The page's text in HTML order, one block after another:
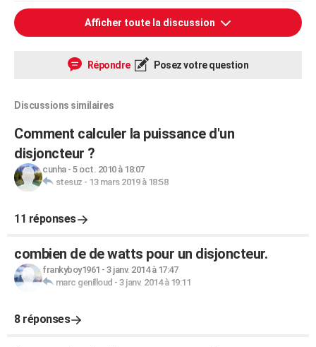
Afficher toute la discussion
Répondre Posez votre question
Discussions similaires
Comment calculer la puissance d'un
disjoncteur ?
cunha- 5 oct. 2010 à 18:07
stesuz - 13 mars 2019 à 18:58
11 réponses
combien de de watts pour un disjoncteur.
frankyboy1961 - 3 janv. 2014 à 17:47
marc genilloud - 3 janv. 2014 à 19:11
8 réponses